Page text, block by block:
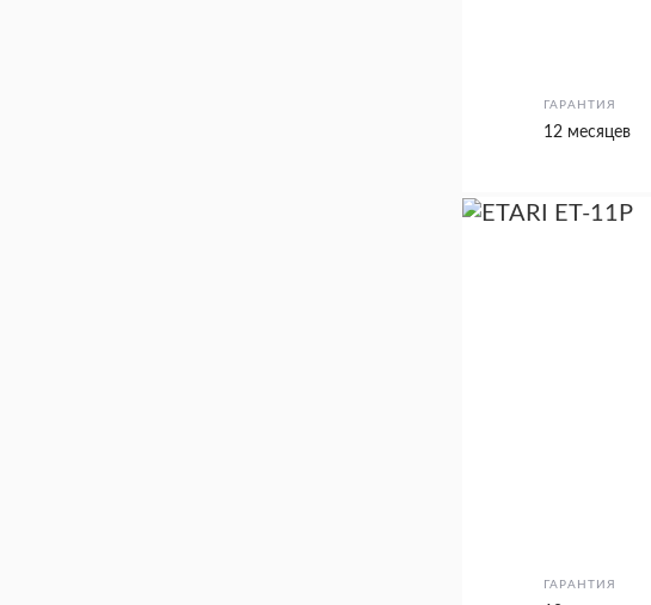
ГАРАНТИЯ
12 месяцев
ГАРАНТИЯ